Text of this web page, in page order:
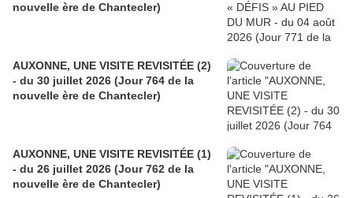
nouvelle ère de Chantecler)
AUXONNE, UNE VISITE REVISITÉE (2)
- du 30 juillet 2026 (Jour 764 de la
nouvelle ère de Chantecler)
AUXONNE, UNE VISITE REVISITÉE (1)
- du 26 juillet 2026 (Jour 762 de la
nouvelle ère de Chantecler)